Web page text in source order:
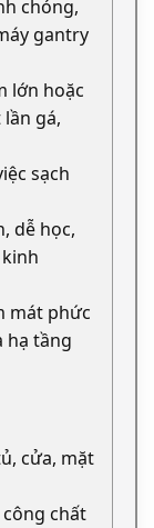
chóng,
gantry
lớn hoặc
gá,
sạch
dễ học,
mát phức
hạ tầng
cửa, mặt
chất